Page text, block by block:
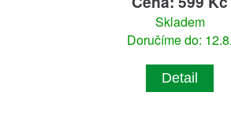
Skladem
Doručíme do: 12.8.
Detail